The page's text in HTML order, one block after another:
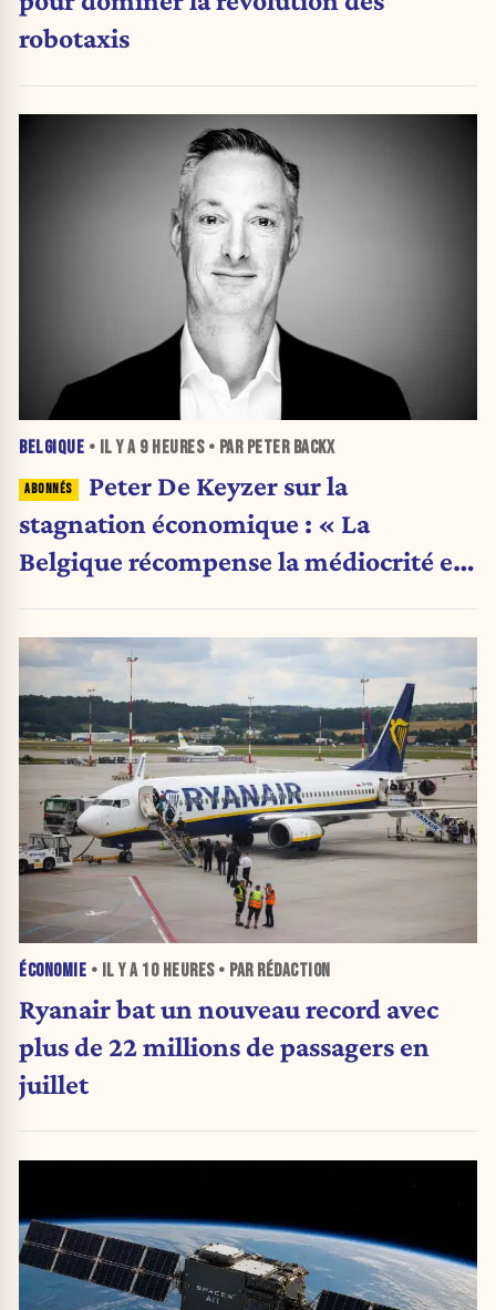
robotaxis
BELGIQUE • IL Y A 9 HEURES• PAR PETER BACKX
Peter De Keyzer sur la
stagnation économique : « La
Belgique récompense la médiocrité et
ÉCONOMIE • IL Y A 10 HEURES• PAR RÉDACTION
Ryanair bat un nouveau record avec
plus de 22 millions de passagers en
juillet